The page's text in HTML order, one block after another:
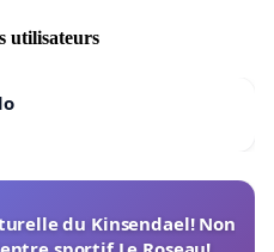
utilisateurs
du Kinsendael! Non